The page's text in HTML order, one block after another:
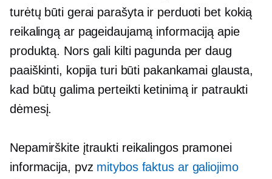
turėtų būti gerai parašytair perduoti bet kokią
reikalingą ar pageidaujamą informaciją apie
produktą. Nors gali kilti pagunda per daug
paaiškinti, kopija turi būti pakankamai glausta,
kad būtų galima perteikti ketinimą ir patraukti
dėmesį.
Nepamirškite įtraukti reikalingos pramonei
informacija, pvz mitybos faktus ar galiojimo